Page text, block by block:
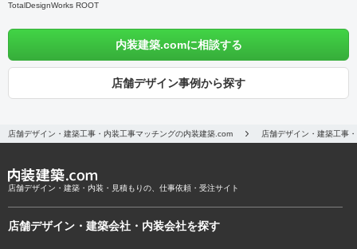
TotalDesignWorks ROOT
内装建築.comに相談する
店舗デザイン事例から探す
店舗デザイン・建築工事・内装工事マッチングの内装建築.com 店舗デザイン・建築工事
店舗デザイン・建築・内装・見積もりの、仕事依頼・受注サイト
店舗デザイン・建築会社・内装会社を探す